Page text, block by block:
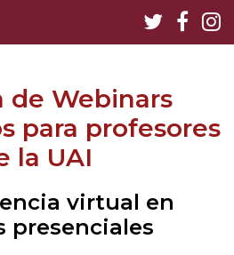
de Webinars
para profesores
la UAI
virtual en
presenciales